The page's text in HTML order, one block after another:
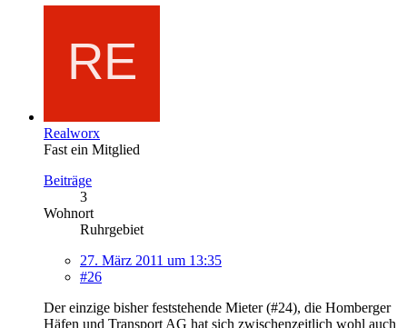
Realworx
Fast ein Mitglied
Beiträge
3
Wohnort
Ruhrgebiet
27. März 2011 um 13:35
#26
Der einzige bisher feststehende Mieter (#24), die Homberger
Häfen und Transport AG hat sich zwischenzeitlich wohl auch